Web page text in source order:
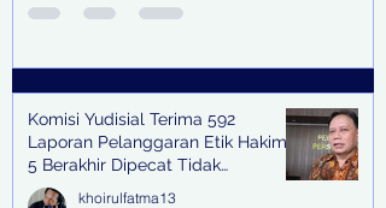
Komisi Yudisial Terima 592
Laporan Pelanggaran Etik Hakim,
5 Berakhir Dipecat Tidak
Terhormat
khoirulfatma13